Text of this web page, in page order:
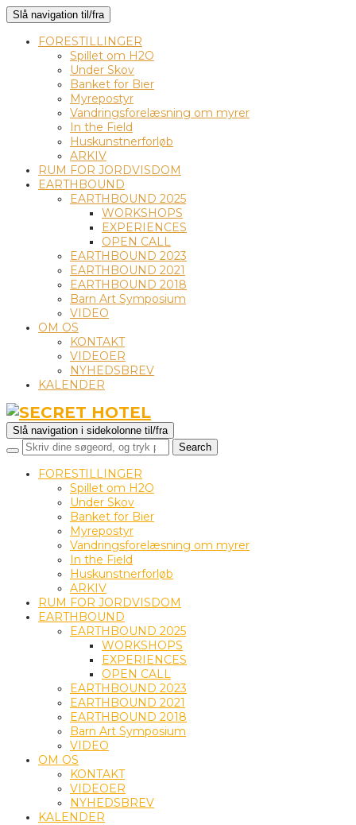
Slå navigation til/fra
FORESTILLINGER
Spillet om H2O
Under Skov
Banket for Bier
Myrepostyr
Vandringsforelæsning om myrer
In the Field
Huskunstnerforløb
ARKIV
RUM FOR JORDVISDOM
EARTHBOUND
EARTHBOUND 2025
WORKSHOPS
EXPERIENCES
OPEN CALL
EARTHBOUND 2023
EARTHBOUND 2021
EARTHBOUND 2018
Barn Art Symposium
VIDEO
OM OS
KONTAKT
VIDEOER
NYHEDSBREV
KALENDER
Slå navigation i sidekolonne til/fra
FORESTILLINGER
Spillet om H2O
Under Skov
Banket for Bier
Myrepostyr
Vandringsforelæsning om myrer
In the Field
Huskunstnerforløb
ARKIV
RUM FOR JORDVISDOM
EARTHBOUND
EARTHBOUND 2025
WORKSHOPS
EXPERIENCES
OPEN CALL
EARTHBOUND 2023
EARTHBOUND 2021
EARTHBOUND 2018
Barn Art Symposium
VIDEO
OM OS
KONTAKT
VIDEOER
NYHEDSBREV
KALENDER